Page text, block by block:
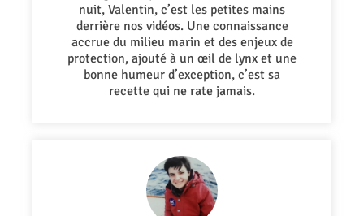
nuit, Valentin, c’est les petites mains
derrière nos vidéos. Une connaissance
accrue du milieu marin et des enjeux de
protection, ajouté à un œil de lynx et une
bonne humeur d’exception, c’est sa
recette qui ne rate jamais.